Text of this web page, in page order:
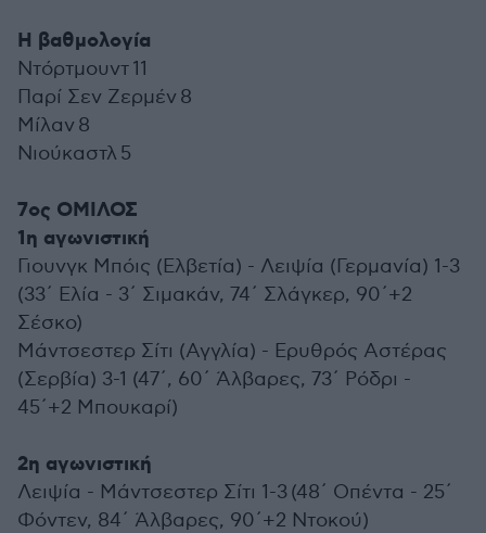
Η βαθμολογία
Ντόρτμουντ 11
Παρί Σεν Ζερμέν 8
Μίλαν 8
Νιούκαστλ 5
7ος ΟΜΙΛΟΣ
1η αγωνιστική
Γιουνγκ Μπόις (Ελβετία) - Λειψία (Γερμανία) 1-3
(33΄ Ελία - 3΄ Σιμακάν, 74΄ Σλάγκερ, 90΄+2
Σέσκο)
Μάντσεστερ Σίτι (Αγγλία) - Ερυθρός Αστέρας
(Σερβία) 3-1 (47΄, 60΄ Άλβαρες, 73΄ Ρόδρι -
45΄+2 Μπουκαρί)
2η αγωνιστική
Λειψία - Μάντσεστερ Σίτι 1-3 (48΄ Οπέντα - 25΄
Φόντεν, 84΄ Άλβαρες, 90΄+2 Ντοκού)